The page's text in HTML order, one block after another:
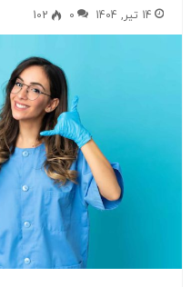
14 تیر, 1404 0
102